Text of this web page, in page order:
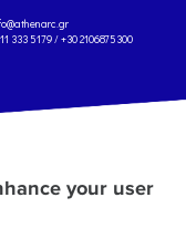
333 5179 / +30 2106875300
Χαρακτήρα
'Οροι
Χρήσης
Αναφορά
your user